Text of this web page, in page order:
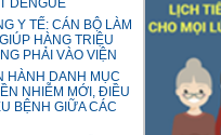
DENGUE
Y TẾ: CÁN BỘ LÀM
HÀNG TRIỆU
PHẢI VÀO VIỆN
HÀNH DANH MỤC
NHIỄM MỚI, ĐIỀU
BỆNH GIỮA CÁC